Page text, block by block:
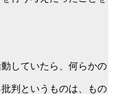
していたら、何らかの
判というものは、もの